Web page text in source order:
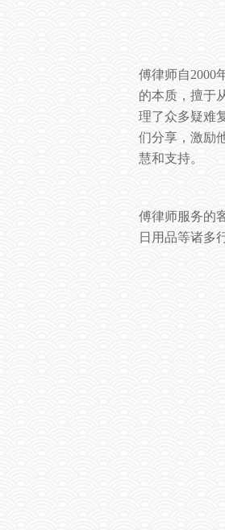
傅律师自2000
的本质，擅于
理了众多疑难
们分享，激励
慧和支持。
傅律师服务的
日用品等诸多